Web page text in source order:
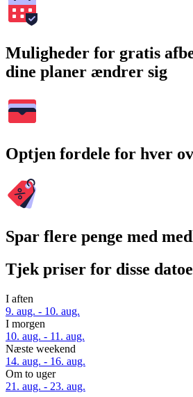
Muligheder for gratis
dine planer ændrer sig
Optjen fordele for hver
Spar flere penge med
Tjek priser for disse
I aften
9. aug. - 10. aug.
I morgen
10. aug. - 11. aug.
Næste weekend
14. aug. - 16. aug.
Om to uger
21. aug. - 23. aug.